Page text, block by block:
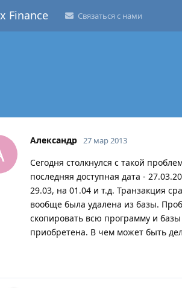
Finance Связаться с нами
Александр 27 мар 2013
Сегодня столкнулся с такой
последняя доступная дата -
29.03, на 01.04 и т.д. Транзакция
вообще была удалена из базы.
скопировать всю программу и
приобретена. В чем может быть